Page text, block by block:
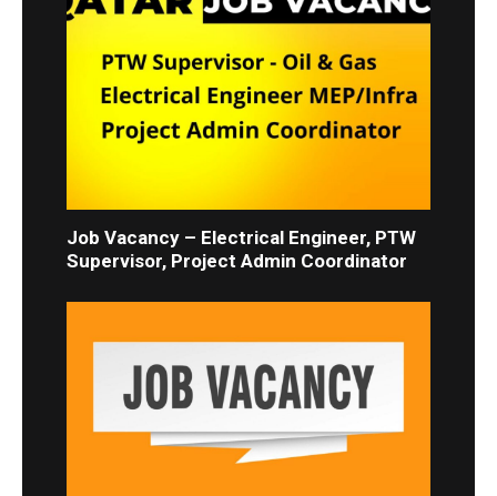
Job Vacancy – Electrical Engineer, PTW
Supervisor, Project Admin Coordinator